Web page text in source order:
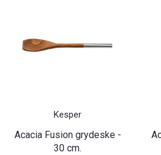
Kesper
Acacia Fusion grydeske -
30 cm.